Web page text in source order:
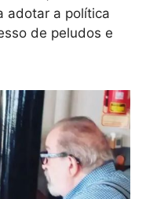
adotar a política
de peludos e